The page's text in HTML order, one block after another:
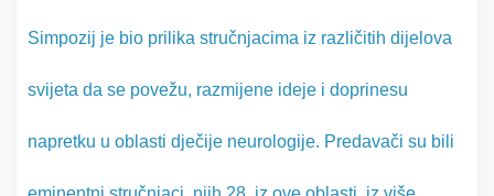
Simpozij je bio prilika stručnjacima iz različitih dijelova
svijeta da se povežu, razmijene ideje i doprinesu
napretku u oblasti dječije neurologije. Predavači su bili